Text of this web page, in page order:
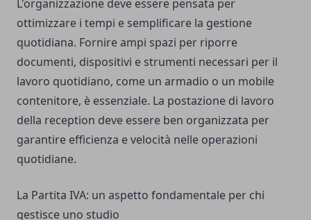
L'organizzazione deve essere pensata per
ottimizzare i tempi e semplificare la gestione
quotidiana. Fornire ampi spazi per riporre
documenti, dispositivi e strumenti necessari per il
lavoro quotidiano, come un armadio o un mobile
contenitore, è essenziale. La postazione di lavoro
della reception deve essere ben organizzata per
garantire efficienza e velocità nelle operazioni
quotidiane.
La Partita IVA: un aspetto fondamentale per chi
gestisce uno studio